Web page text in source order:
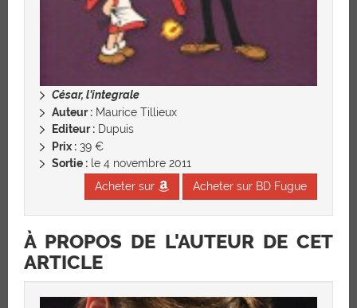
César, l’integrale
Auteur : Maurice Tillieux
Editeur : Dupuis
Prix : 39 €
Sortie : le 4 novembre 2011
Acheter sur
Acheter sur BD Fugue
À PROPOS DE L'AUTEUR DE CET
ARTICLE